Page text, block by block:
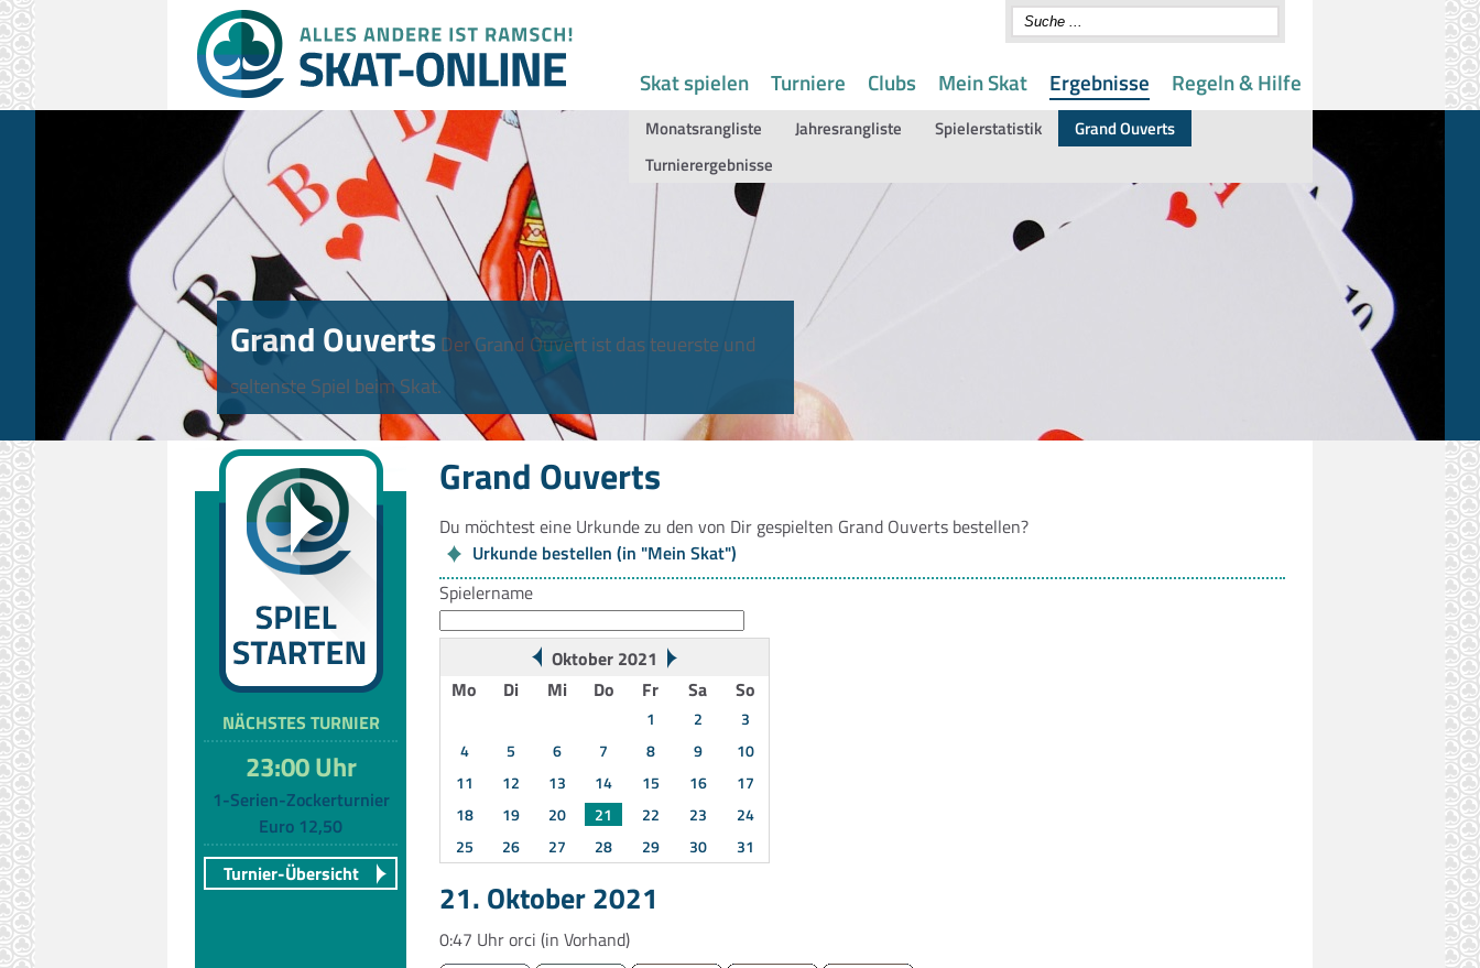
Skat spielen Turniere Clubs Mein Skat Ergebnisse
Monatsrangliste Jahresrangliste Spielerstatistik
Grand Ouverts
Turnierergebnisse
Regeln & Hilfe
Grand Ouverts Der Grand Ouvert ist das teuerste und
seltenste Spiel beim Skat.
NÄCHSTES TURNIER
23:00 Uhr
1-Serien-Zockerturnier
Euro 12,50
Turnier-Übersicht
Grand Ouverts
Du möchtest eine Urkunde zu den von Dir gespielten Grand Ouverts bestellen?
Urkunde bestellen (in "Mein Skat")
Spielername
Oktober 2021
Mo
Di Mi Do Fr Sa So
1 2
3
4
5 6 7 8 9
10
11
12 13 14 15 16
17
18
19 20 21 22 23
24
25
26 27 28 29 30 31
21. Oktober 2021
0:47 Uhrorci (in Vorhand)